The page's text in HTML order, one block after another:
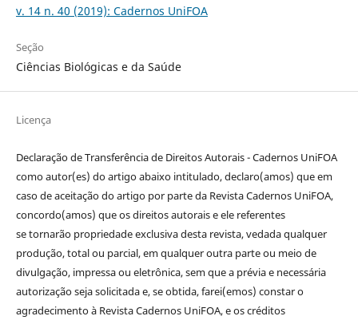
v. 14 n. 40 (2019): Cadernos UniFOA
Seção
Ciências Biológicas e da Saúde
Licença
Declaração de Transferência de Direitos Autorais - Cadernos UniFOA
como autor(es) do artigo abaixo intitulado, declaro(amos) que em
caso de aceitação do artigo por parte da Revista Cadernos UniFOA,
concordo(amos) que os direitos autorais e ele referentes
se tornarão propriedade exclusiva desta revista, vedada qualquer
produção, total ou parcial, em qualquer outra parte ou meio de
divulgação, impressa ou eletrônica, sem que a prévia e necessária
autorização seja solicitada e, se obtida, farei(emos) constar o
agradecimento à Revista Cadernos UniFOA, e os créditos